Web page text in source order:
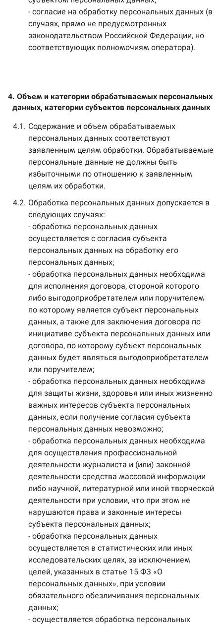
- согласие на обработку персональных данных (в
случаях, прямо не предусмотренных
законодательством Российской Федерации, но
соответствующих полномочиям оператора).
4. Объем и категории обрабатываемых персональных
данных, категории субъектов персональных данных
4.1. Содержание и объем обрабатываемых
персональных данных соответствуют
заявленным целям обработки. Обрабатываемые
персональные данные не должны быть
избыточными по отношению к заявленным
целям их обработки.
4.2. Обработка персональных данных допускается в
следующих случаях:
- обработка персональных данных
осуществляется с согласия субъекта
персональных данных на обработку его
персональных данных;
- обработка персональных данных необходима
для исполнения договора, стороной которого
либо выгодоприобретателем или поручителем
по которому является субъект персональных
данных, а также для заключения договора по
инициативе субъекта персональных данных или
договора, по которому субъект персональных
данных будет являться выгодоприобретателем
или поручителем;
- обработка персональных данных необходима
для защиты жизни, здоровья или иных жизненно
важных интересов субъекта персональных
данных, если получение согласия субъекта
персональных данных невозможно;
- обработка персональных данных необходима
для осуществления профессиональной
деятельности журналиста и (или) законной
деятельности средства массовой информации
либо научной, литературной или иной творческой
деятельности при условии, что при этом не
нарушаются права и законные интересы
субъекта персональных данных;
- обработка персональных данных
осуществляется в статистических или иных
исследовательских целях, за исключением
целей, указанных в статье 15 ФЗ «О
персональных данных», при условии
обязательного обезличивания персональных
данных;
- осуществляется обработка персональных